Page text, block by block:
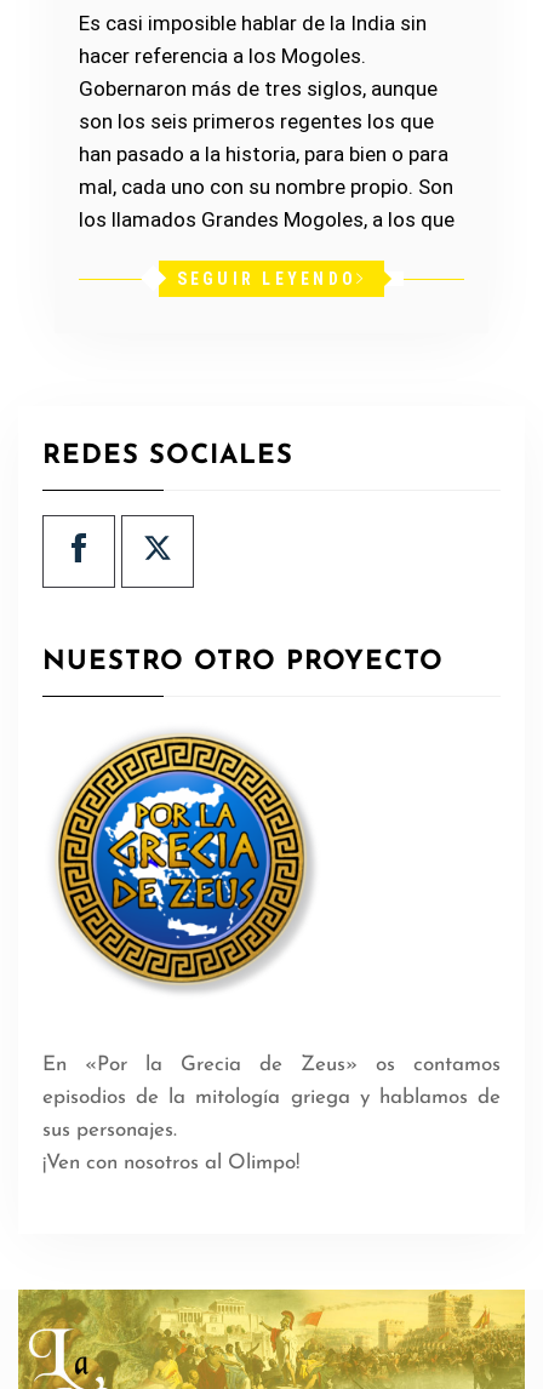
Es casi imposible hablar de la India sin
hacer referencia a los Mogoles.
Gobernaron más de tres siglos, aunque
son los seis primeros regentes los que
han pasado a la historia, para bien o para
mal, cada uno con su nombre propio. Son
los llamados Grandes Mogoles, a los que
SEGUIR LEYENDO
REDES SOCIALES
NUESTRO OTRO PROYECTO
En «Por la Grecia de Zeus» os contamos
episodios de la mitología griega y hablamos de
sus personajes.
¡Ven con nosotros al Olimpo!